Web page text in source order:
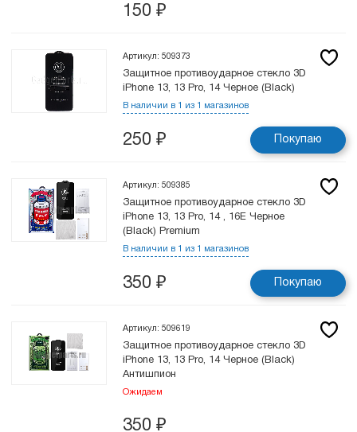
150 ₽
Артикул: 509373
Защитное противоударное стекло 3D
iPhone 13, 13 Pro, 14 Черное (Black)
В наличии в 1 из 1 магазинов
250 ₽ Покупаю
Артикул: 509385
Защитное противоударное стекло 3D
iPhone 13, 13 Pro, 14 , 16E Черное
(Black) Premium
В наличии в 1 из 1 магазинов
350 ₽ Покупаю
Артикул: 509619
Защитное противоударное стекло 3D
iPhone 13, 13 Pro, 14 Черное (Black)
Антишпион
Ожидаем
350 ₽